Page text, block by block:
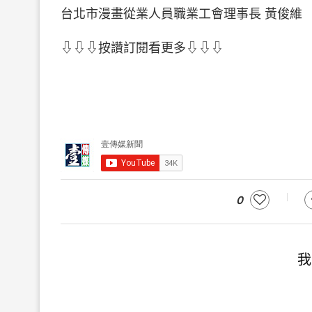
台北市漫畫從業人員職業工會理事長 黃俊維
⇩⇩⇩按讚訂閱看更多⇩⇩⇩
0